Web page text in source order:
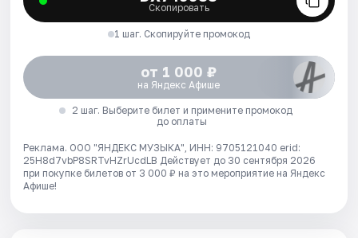
Скопировать
1 шаг. Скопируйте промокод
от 1 000 ₽
на Яндекс Афише
2 шаг. Выберите билет и примените промокод
до оплаты
Реклама. ООО "ЯНДЕКС МУЗЫКА", ИНН: 9705121040 erid:
25H8d7vbP8SRTvHZrUcdLB Действует до 30 сентября 2026
при покупке билетов от 3 000 ₽ на это мероприятие на Яндекс
Афише!